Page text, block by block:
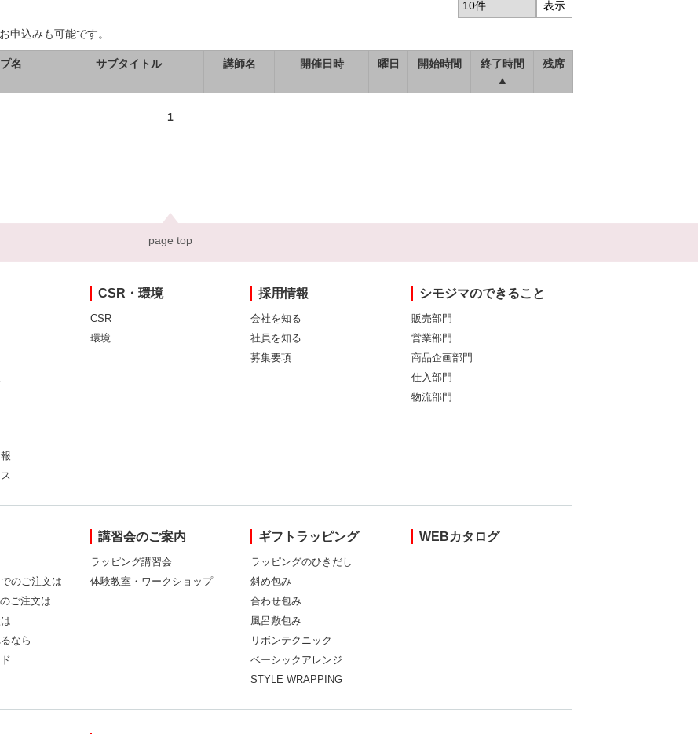
申込みも可能です。
名 サブタイトル 講師名 開催日時 曜日 開始時間
終了時間
▲
残席
1
page top
CSR・環境
CSR
環境
採用情報
会社を知る
社員を知る
募集要項
シモジマのできること
販売部門
営業部門
商品企画部門
仕入部門
物流部門
のご注文は
ご注文は
なら
講習会のご案内
ラッピング講習会
体験教室・ワークショップ
ギフトラッピング
ラッピングのひきだし
斜め包み
合わせ包み
風呂敷包み
リボンテクニック
ベーシックアレンジ
STYLE WRAPPING
WEBカタログ